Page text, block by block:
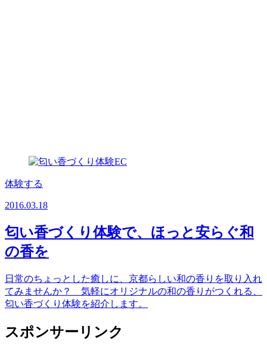
体験する
2016.03.18
匂い香づくり体験で、ほっと安らぐ和
の香を
日常のちょっとした癒しに、京都らしい和の香りを取り入れ
てみませんか？ 気軽にオリジナルの和の香りがつくれる、
匂い香づくり体験を紹介します。
スポンサーリンク